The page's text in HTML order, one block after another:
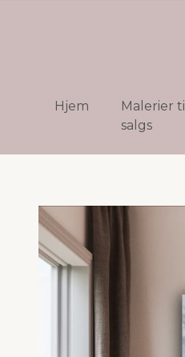
Hjem
Malerier til
salgs